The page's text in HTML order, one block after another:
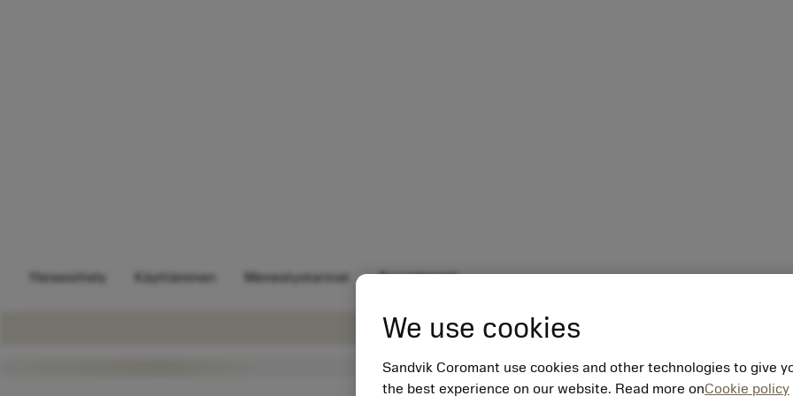
Yleisesittely Käyttäminen Menestystarinat Assortment
We use cookies
Sandvik Coromant use cookies and other technologies to give
the best experience on our website. Read more onCookie policy